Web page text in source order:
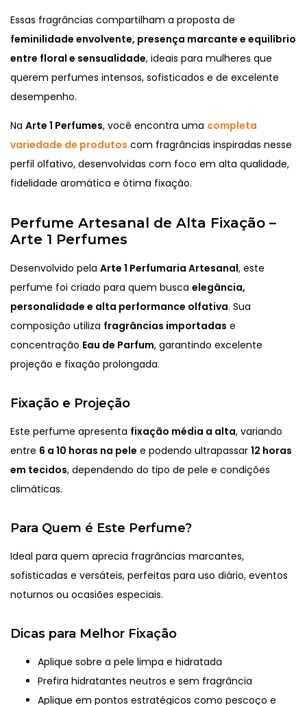
Essas fragrâncias compartilham a proposta de
feminilidade envolvente, presença marcante e equilíbrio
entre floral e sensualidade, ideais para mulheres que
querem perfumes intensos, sofisticados e de excelente
desempenho.
Na Arte 1 Perfumes, você encontra uma completa
variedade de produtos com fragrâncias inspiradas nesse
perfil olfativo, desenvolvidas com foco em alta qualidade,
fidelidade aromática e ótima fixação.
Perfume Artesanal de Alta Fixação –
Arte 1 Perfumes
Desenvolvido pela Arte 1 Perfumaria Artesanal, este
perfume foi criado para quem busca elegância,
personalidade e alta performance olfativa. Sua
composição utiliza fragrâncias importadas e
concentração Eau de Parfum, garantindo excelente
projeção e fixação prolongada.
Fixação e Projeção
Este perfume apresenta fixação média a alta, variando
entre 6 a 10 horas na pele e podendo ultrapassar 12 horas
em tecidos, dependendo do tipo de pele e condições
climáticas.
Para Quem é Este Perfume?
Ideal para quem aprecia fragrâncias marcantes,
sofisticadas e versáteis, perfeitas para uso diário, eventos
noturnos ou ocasiões especiais.
Dicas para Melhor Fixação
Aplique sobre a pele limpa e hidratada
Prefira hidratantes neutros e sem fragrância
Aplique em pontos estratégicos como pescoço e